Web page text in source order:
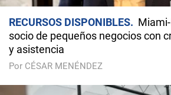
RECURSOS DISPONIBLES
socio de pequeños negocios con
y asistencia
Por CÉSAR MENÉNDEZ